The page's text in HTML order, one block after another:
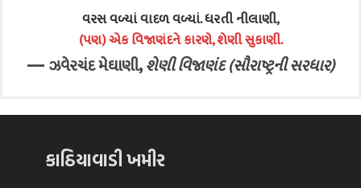
વરસ વળ્યાં વાદળ વળ્યાં. ધરતી નીલાણી,
(પણ) એક વિજાણંદને કારણે, શેણી સુકાણી.
—ઝવેરચંદ મેઘાણી,શેણી વિજાણંદ (સૌરાષ્ટ્રની સરધાર)
કાઠિયાવાડી ખમીર